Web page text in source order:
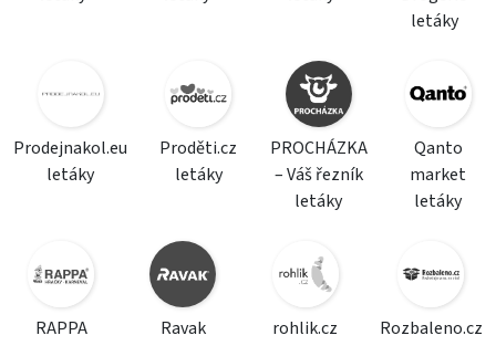
letáky
Prodejnakol.eu
letáky
Proděti.cz
letáky
PROCHÁZKA
– Váš řezník
letáky
Qanto
market
letáky
RAPPA
Ravak
rohlik.cz
Rozbaleno.cz